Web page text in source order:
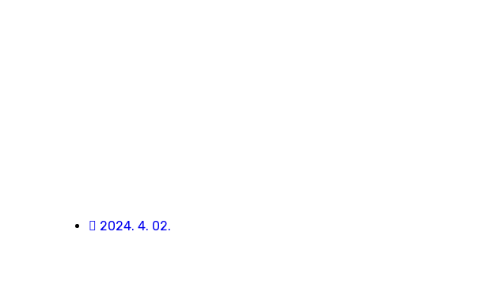
2024. 4. 02.